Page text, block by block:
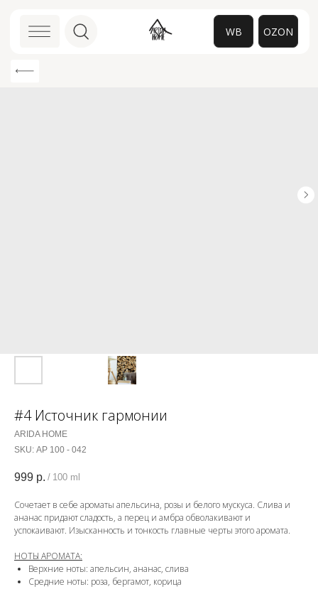
WB
#4 Источник гармонии
ARIDA HOME
SKU: АР 100 - 042
999 р. / 100 ml
Сочетает в себе ароматы апельсина, розы и белого мускуса. Слива и
ананас придают сладость, а перец и амбра обволакивают и
успокаивают. Изысканность и тонкость главные черты этого аромата.
НОТЫ АРОМАТА:
Верхние ноты: апельсин, ананас, слива
Средние ноты: роза, бергамот, корица